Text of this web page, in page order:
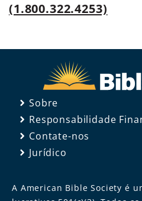
(1.800.322.4253)
Sobre
Responsabilidade
Contate-nos
Jurídico
A American Bible Society é